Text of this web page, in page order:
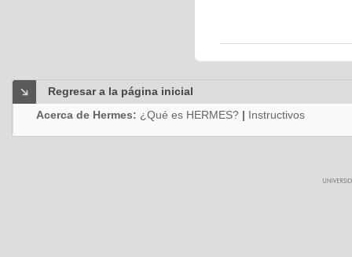
Regresar a la página inicial
Acerca de Hermes: ¿Qué es HERMES? | Instructivos